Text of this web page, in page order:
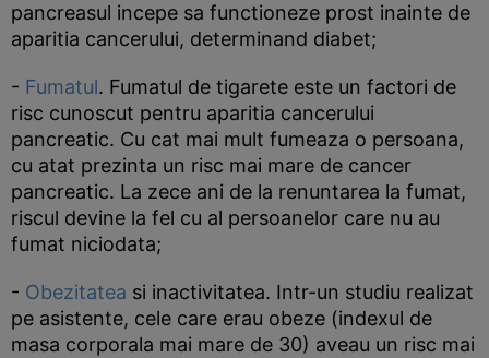
pancreasul incepe sa functioneze prost inainte de
aparitia cancerului, determinand diabet;
- Fumatul. Fumatul de tigarete este un factori de
risc cunoscut pentru aparitia cancerului
pancreatic. Cu cat mai mult fumeaza o persoana,
cu atat prezinta un risc mai mare de cancer
pancreatic. La zece ani de la renuntarea la fumat,
riscul devine la fel cu al persoanelor care nu au
fumat niciodata;
- Obezitatea si inactivitatea. Intr-un studiu realizat
pe asistente, cele care erau obeze (indexul de
masa corporala mai mare de 30) aveau un risc mai